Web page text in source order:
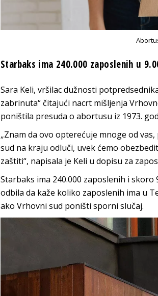
Starbaks ima 240.000 zaposlenih u
Sara Keli, vršilac dužnosti
zabrinuta“ čitajući nacrt mišljenja
poništila presuda o abortusu iz 1973.
„Znam da ovo opterećuje mnoge od
sud na kraju odluči, uvek ćemo
zaštiti“, napisala je Keli u dopisu za
Starbaks ima 240.000 zaposlenih i skoro
odbila da kaže koliko zaposlenih ima u
ako Vrhovni sud poništi sporni slučaj.